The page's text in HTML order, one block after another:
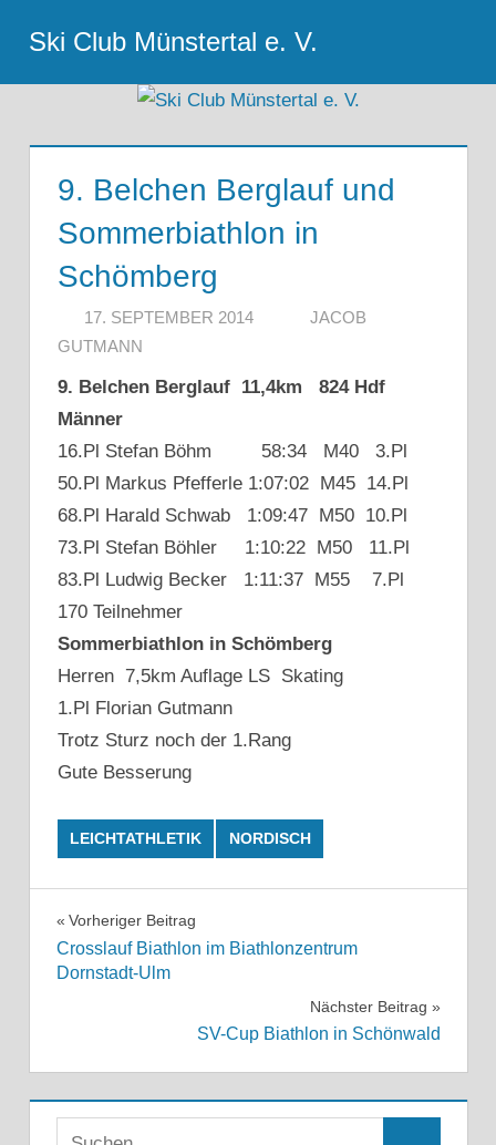
Inhalt
springen
Ski Club Münstertal e. V.
9. Belchen Berglauf und
Sommerbiathlon in
Schömberg
17. SEPTEMBER 2014
JACOB
GUTMANN
9. Belchen Berglauf 11,4km 824 Hdf
Männer
16.Pl Stefan Böhm 58:34 M40 3.Pl
50.Pl Markus Pfefferle 1:07:02 M45 14.Pl
68.Pl Harald Schwab 1:09:47 M50 10.Pl
73.Pl Stefan Böhler 1:10:22 M50 11.Pl
83.Pl Ludwig Becker 1:11:37 M55 7.Pl
170 Teilnehmer
Sommerbiathlon in Schömberg
Herren 7,5km Auflage LS Skating
1.Pl Florian Gutmann
Trotz Sturz noch der 1.Rang
Gute Besserung
LEICHTATHLETIK NORDISCH
Beitragsnavigation
Vorheriger Beitrag
Crosslauf Biathlon im Biathlonzentrum
Dornstadt-Ulm
Nächster Beitrag
SV-Cup Biathlon in Schönwald